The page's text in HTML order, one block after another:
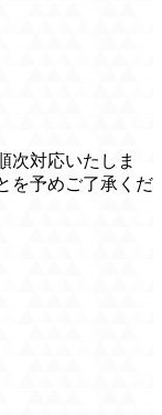
次対応いたしま
を予めご了承くだ